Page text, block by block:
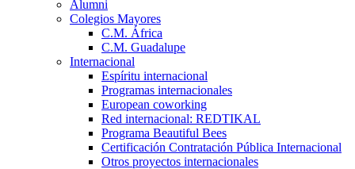
Alumni
Colegios Mayores
C.M. África
C.M. Guadalupe
Internacional
Espíritu internacional
Programas internacionales
European coworking
Red internacional: REDTIKAL
Programa Beautiful Bees
Certificación Contratación Pública Internacional
Otros proyectos internacionales